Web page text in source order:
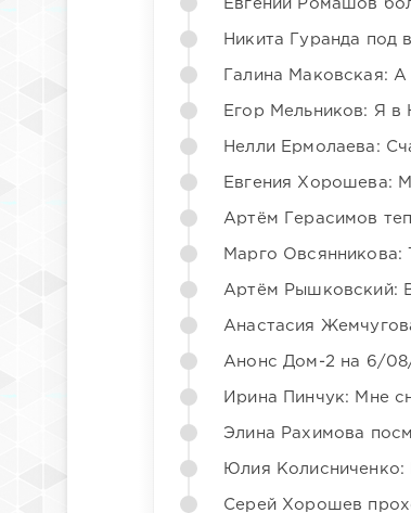
Евгений Ромашов
Никита Гуранда под
Галина Маковская:
Егор Мельников: Я в
Нелли Ермолаева:
Евгения Хорошева:
Артём Герасимов
Марго Овсянникова:
Артём Рышковский:
Анастасия
Анонс Дом-2 на 6/
Ирина Пинчук: Мне
Элина Рахимова
Юлия Колисниченко:
Серей Хорошев